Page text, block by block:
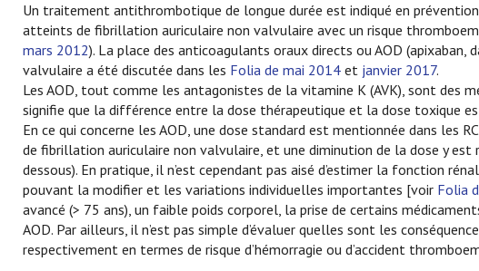
Un traitement antithrombotique de longue durée est indiqué en
atteints de fibrillation auriculaire non valvulaire avec un risque
mars 2012). La place des anticoagulants oraux directs ou AOD
valvulaire a été discutée dans les Folia de mai 2014 et janvier 2017.
Les AOD, tout comme les antagonistes de la vitamine K (AVK), sont des
signifie que la différence entre la dose thérapeutique et la dose toxique
En ce qui concerne les AOD, une dose standard est mentionnée dans
de fibrillation auriculaire non valvulaire, et une diminution de la dose y
dessous). En pratique, il n’est cependant pas aisé d’estimer la fonction
pouvant la modifier et les variations individuelles importantes [voir Folia
avancé (> 75 ans), un faible poids corporel, la prise de certains
AOD. Par ailleurs, il n’est pas simple d’évaluer quelles sont les
respectivement en termes de risque d’hémorragie ou d’accident